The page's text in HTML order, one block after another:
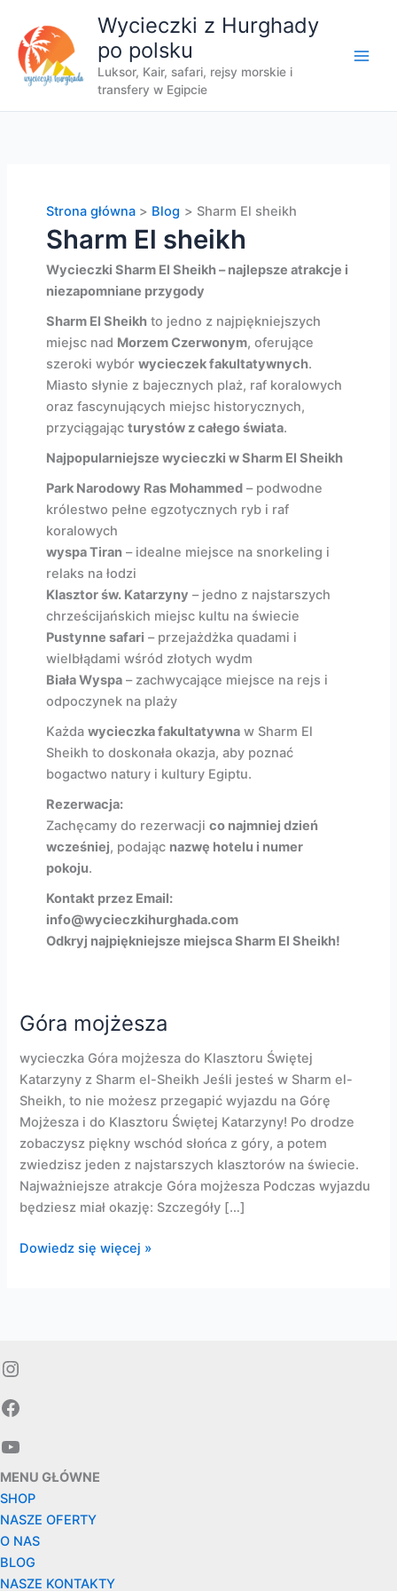
treści
Wycieczki z Hurghady
po polsku
Luksor, Kair, safari, rejsy morskie i
transfery w Egipcie
Strona główna Blog Sharm El sheikh
Sharm El sheikh
Wycieczki Sharm El Sheikh – najlepsze atrakcje i
niezapomniane przygody
Sharm El Sheikhto jedno z najpiękniejszych
miejsc nad Morzem Czerwonym, oferujące
szeroki wybór wycieczek fakultatywnych.
Miasto słynie z bajecznych plaż, raf koralowych
oraz fascynujących miejsc historycznych,
przyciągając turystów z całego świata.
Najpopularniejsze wycieczki w Sharm El Sheikh
Park Narodowy Ras Mohammed– podwodne
królestwo pełne egzotycznych ryb i raf
koralowych
wyspa Tiran– idealne miejsce na snorkeling i
relaks na łodzi
Klasztor św. Katarzyny – jedno z najstarszych
chrześcijańskich miejsc kultu na świecie
Pustynne safari – przejażdżka quadami i
wielbłądami wśród złotych wydm
Biała Wyspa– zachwycające miejsce na rejs i
odpoczynek na plaży
Każda wycieczka fakultatywnaw Sharm El
Sheikh to doskonała okazja, aby poznać
bogactwo natury i kultury Egiptu.
Rezerwacja:
Zachęcamy do rezerwacji co najmniej dzień
wcześniej, podając nazwę hotelu i numer
pokoju.
Kontakt przez Email:
info@wycieczkihurghada.com
Odkryj najpiękniejsze miejsca Sharm El Sheikh!
Góra mojżesza
wycieczka Góra mojżesza do Klasztoru Świętej
Katarzyny z Sharm el-Sheikh Jeśli jesteś w Sharm el-
Sheikh, to nie możesz przegapić wyjazdu na Górę
Mojżesza i do Klasztoru Świętej Katarzyny! Po drodze
zobaczysz piękny wschód słońca z góry, a potem
zwiedzisz jeden z najstarszych klasztorów na świecie.
Najważniejsze atrakcje Góra mojżesza Podczas wyjazdu
będziesz miał okazję: Szczegóły […]
Góra
Dowiedz się więcej »
Instagram
Facebook
YouTube
MENU GŁÓWNE
SHOP
NASZE OFERTY
O NAS
BLOG
NASZE KONTAKTY